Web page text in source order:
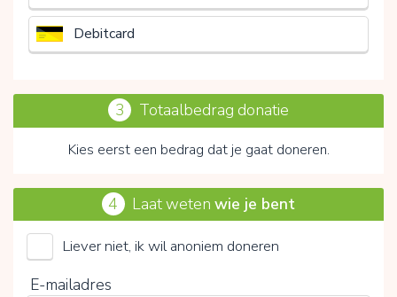
Debitcard
3 Totaalbedrag donatie
Kies eerst een bedrag dat je gaat doneren.
Stichting De Liedjesfabriek
4 Laat wetenwie je bent
Liever niet, ik wil anoniem doneren
E-mailadres